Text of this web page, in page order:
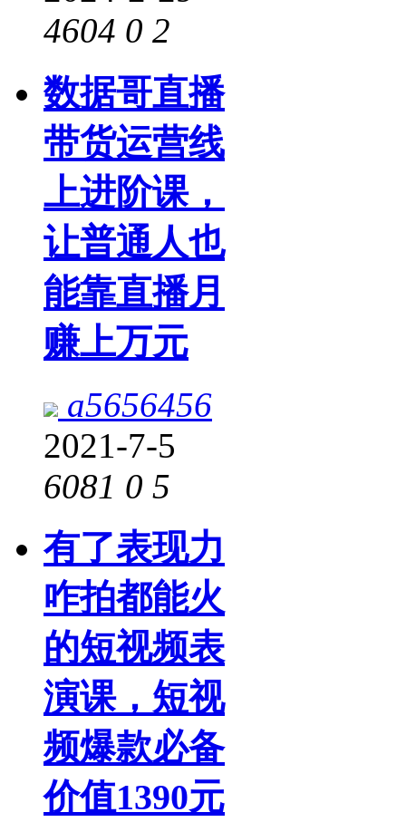
4604 0 2
数据哥直播
带货运营线
上进阶课，
让普通人也
能靠直播月
赚上万元
a5656456
2021-7-5
6081 0 5
有了表现力
咋拍都能火
的短视频表
演课，短视
频爆款必备
价值1390元